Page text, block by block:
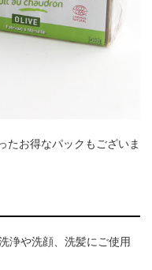
たお得なパックもございま
浄や洗顔、洗髪にご使用